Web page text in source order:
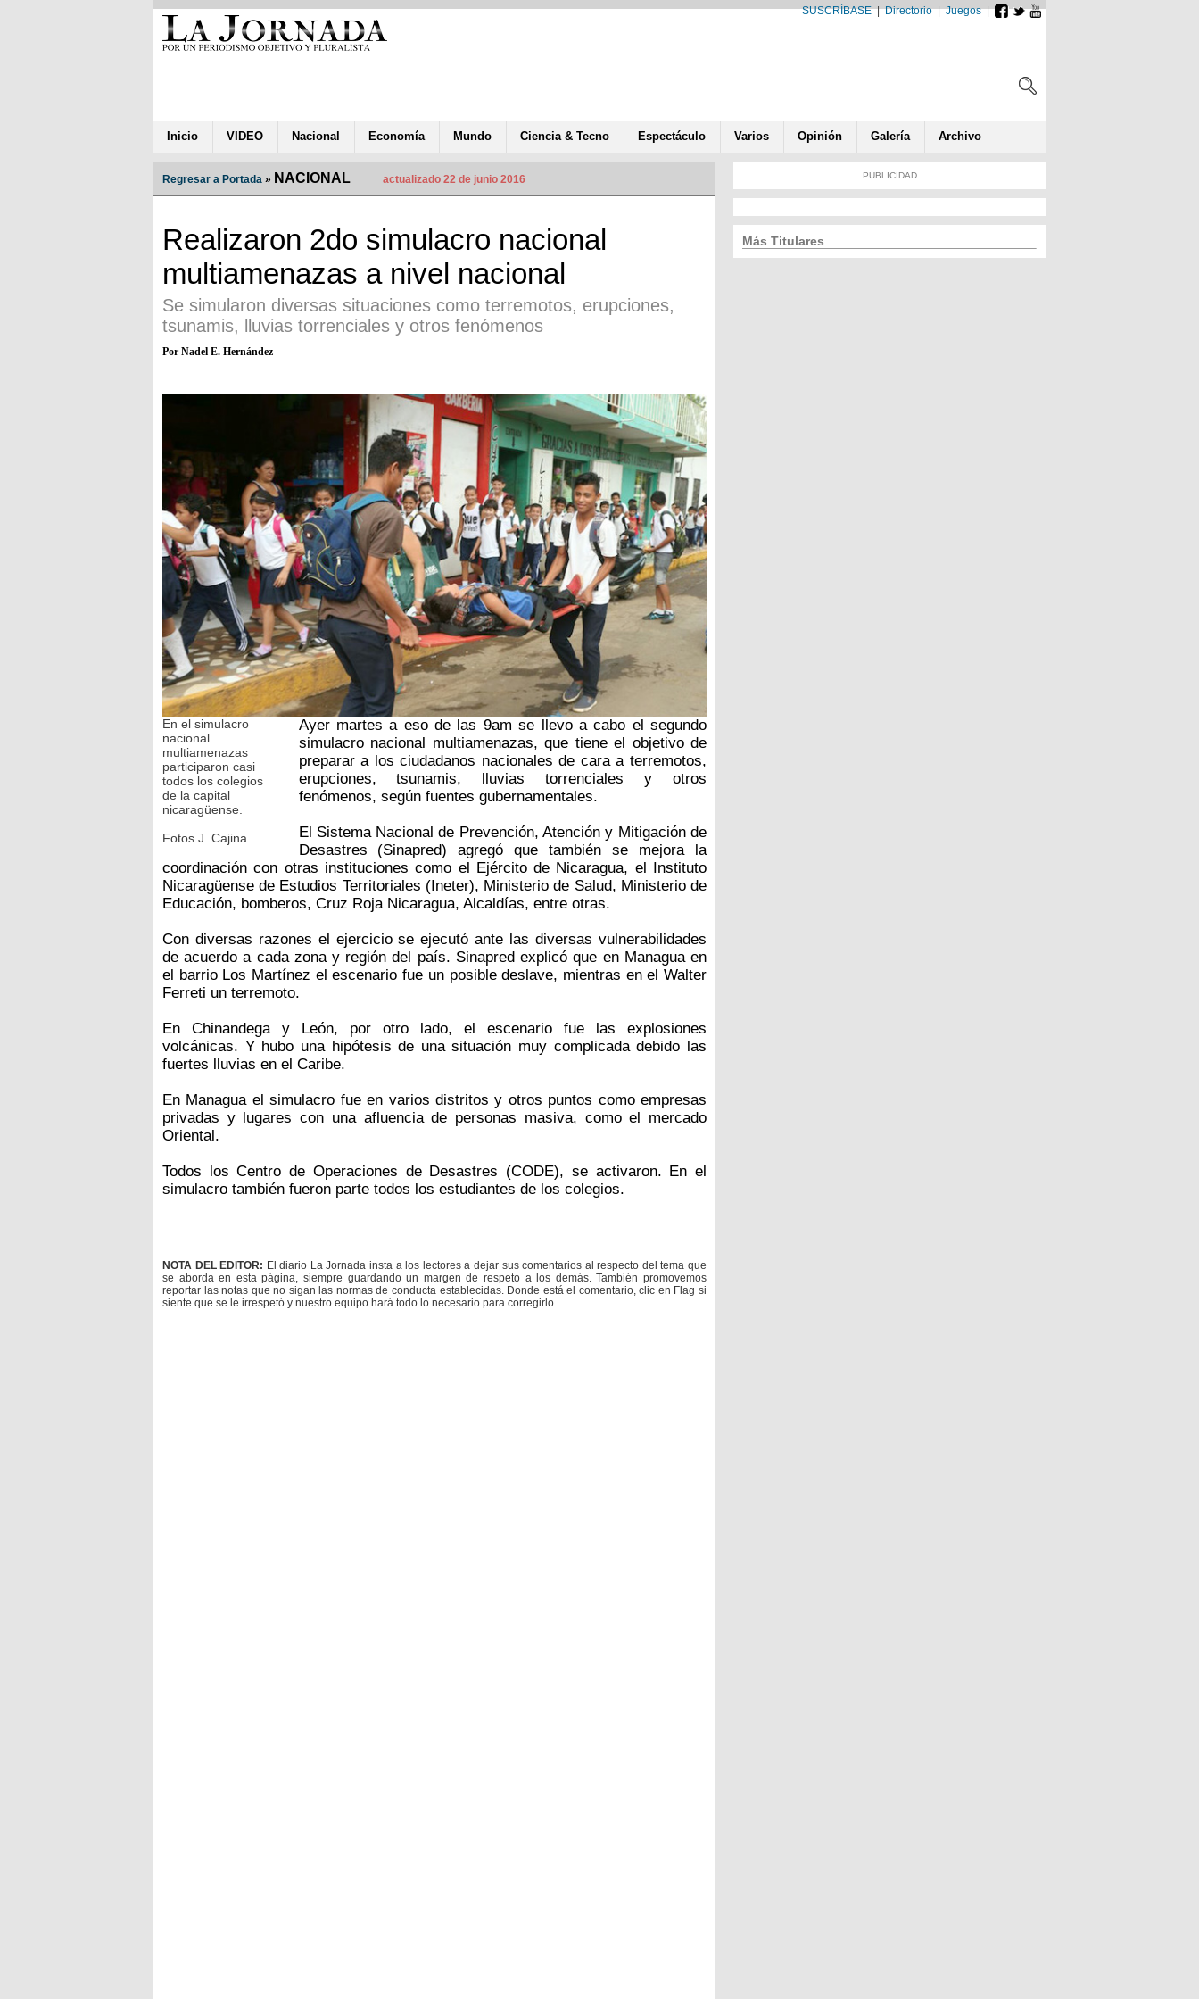
SUSCRÍBASE|Directorio|Juegos|
Inicio VIDEO Nacional Economía Mundo Ciencia & Tecno Espectáculo Varios Opinión Galería Archivo
Regresar a Portada » NACIONAL actualizado 22 de junio 2016
Realizaron 2do simulacro nacional
multiamenazas a nivel nacional
Se simularon diversas situaciones como terremotos, erupciones,
tsunamis, lluvias torrenciales y otros fenómenos
Por Nadel E. Hernández
En el simulacro
nacional
multiamenazas
participaron casi
todos los colegios
de la capital
nicaragüense.
Fotos J. Cajina
Ayer martes a eso de las 9am se llevo a cabo el segundo
simulacro nacional multiamenazas, que tiene el objetivo de
preparar a los ciudadanos nacionales de cara a terremotos,
erupciones, tsunamis, lluvias torrenciales y otros
fenómenos, según fuentes gubernamentales.
El Sistema Nacional de Prevención, Atención y Mitigación de
Desastres (Sinapred) agregó que también se mejora la
coordinación con otras instituciones como el Ejército de Nicaragua, el Instituto
Nicaragüense de Estudios Territoriales (Ineter), Ministerio de Salud, Ministerio de
Educación, bomberos, Cruz Roja Nicaragua, Alcaldías, entre otras.
Con diversas razones el ejercicio se ejecutó ante las diversas vulnerabilidades
de acuerdo a cada zona y región del país. Sinapred explicó que en Managua en
el barrio Los Martínez el escenario fue un posible deslave, mientras en el Walter
Ferreti un terremoto.
En Chinandega y León, por otro lado, el escenario fue las explosiones
volcánicas. Y hubo una hipótesis de una situación muy complicada debido las
fuertes lluvias en el Caribe.
En Managua el simulacro fue en varios distritos y otros puntos como empresas
privadas y lugares con una afluencia de personas masiva, como el mercado
Oriental.
Todos los Centro de Operaciones de Desastres (CODE), se activaron. En el
simulacro también fueron parte todos los estudiantes de los colegios.
NOTA DEL EDITOR: El diario La Jornada insta a los lectores a dejar sus comentarios al respecto del tema que
se aborda en esta página, siempre guardando un margen de respeto a los demás. También promovemos
reportar las notas que no sigan las normas de conducta establecidas. Donde está el comentario, clic en Flag si
siente que se le irrespetó y nuestro equipo hará todo lo necesario para corregirlo.
PUBLICIDAD
Más Titulares